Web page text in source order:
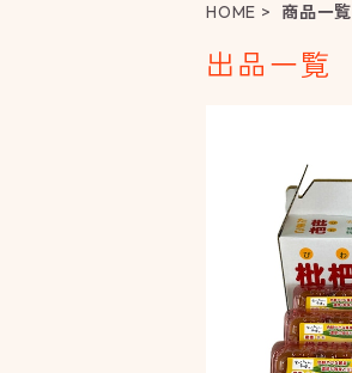
HOME 商品一覧
出品一覧